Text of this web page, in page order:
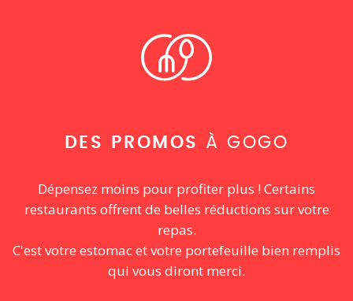
DES PROMOS À GOGO
Dépensez moins pour profiter plus ! Certains
restaurants offrent de belles réductions sur votre
repas.
C'est votre estomac et votre portefeuille bien remplis
qui vous diront merci.